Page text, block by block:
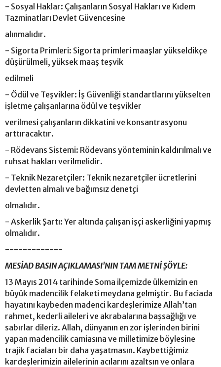
- Sosyal Haklar: Çalışanların Sosyal Hakları ve Kıdem
Tazminatları Devlet Güvencesine
alınmalıdır.
- Sigorta Primleri: Sigorta primleri maaşlar yükseldikçe
düşürülmeli, yüksek maaş teşvik
edilmeli
- Ödül ve Teşvikler: İş Güvenliği standartlarını yükselten
işletme çalışanlarına ödül ve teşvikler
verilmesi çalışanların dikkatini ve konsantrasyonu
arttıracaktır.
- Rödevans Sistemi: Rödevans yönteminin kaldırılmalı ve
ruhsat hakları verilmelidir.
- Teknik Nezaretçiler: Teknik nezaretçiler ücretlerini
devletten almalı ve bağımsız denetçi
olmalıdır.
- Askerlik Şartı: Yer altında çalışan işçi askerliğini yapmış
olmalıdır.
-------------
MESİAD BASIN AÇIKLAMASI'NIN TAM METNİ ŞÖYLE:
13 Mayıs 2014 tarihinde Soma ilçemizde ülkemizin en
büyük madencilik felaketi meydana gelmiştir. Bu faciada
hayatını kaybeden madenci kardeşlerimize Allah’tan
rahmet, kederli aileleri ve akrabalarına başsağlığı ve
sabırlar dileriz. Allah, dünyanın en zor işlerinden birini
yapan madencilik camiasına ve milletimize böylesine
trajik faciaları bir daha yaşatmasın. Kaybettiğimiz
kardeşlerimizin ailelerinin acılarını azaltsın ve onlara